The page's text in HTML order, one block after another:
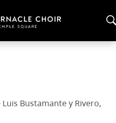
Bustamante y Rivero,